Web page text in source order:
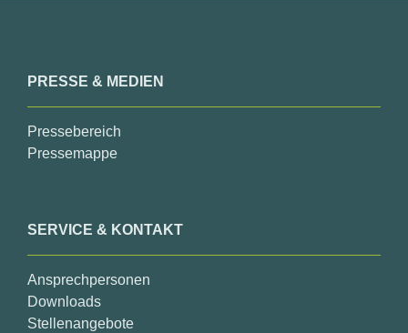
PRESSE & MEDIEN
Pressebereich
Pressemappe
SERVICE & KONTAKT
Ansprechpersonen
Downloads
Stellenangebote